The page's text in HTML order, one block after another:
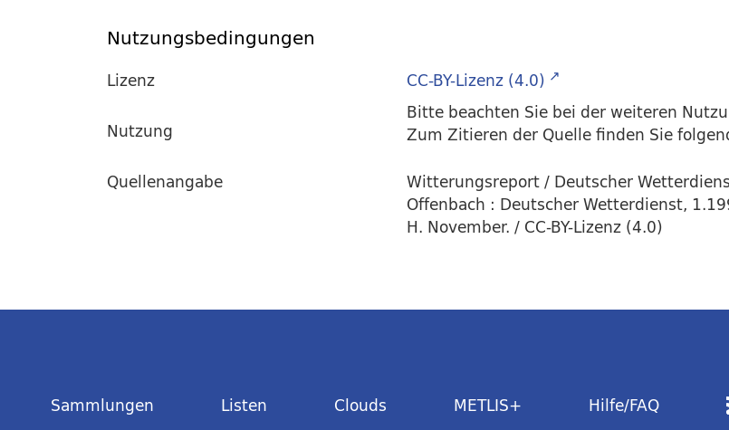
Nutzungsbedingungen
Lizenz
CC-BY-Lizenz (4.0)
Nutzung
Bitte beachten Sie bei der weiteren
Zum Zitieren der Quelle finden Sie
Quellenangabe
Witterungsreport / Deutscher
Offenbach : Deutscher Wetterdienst,
H. November. / CC-BY-Lizenz (4.0)
Sammlungen Listen Clouds METLIS+ Hilfe/FAQ